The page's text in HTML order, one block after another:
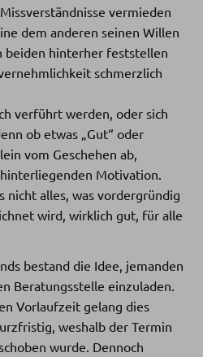
vermieden
dem anderen seinen Willen
beiden hinterher feststellen
schmerzlich
verführt werden, oder sich
ob etwas „Gut“ oder
vom Geschehen ab,
Motivation.
nicht alles, was vordergründig
wird, wirklich gut, für alle
bestand die Idee, jemanden
Beratungsstelle einzuladen.
Vorlaufzeit gelang dies
weshalb der Termin
wurde. Dennoch